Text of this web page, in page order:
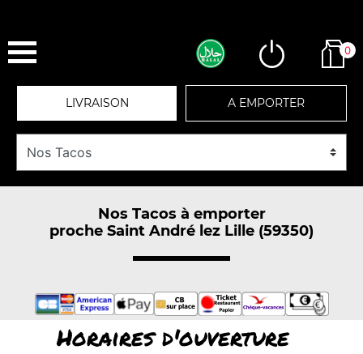
0
LIVRAISON A EMPORTER
Nos Tacos à emporter
proche Saint André lez Lille (59350)
Horaires d'ouverture